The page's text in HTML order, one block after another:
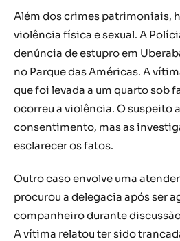
Além dos crimes patrimoniais,
violência física e sexual. A
denúncia de estupro em
no Parque das Américas. A
que foi levada a um quarto sob
ocorreu a violência. O suspeito
consentimento, mas as
esclarecer os fatos.
Outro caso envolve uma
procurou a delegacia após ser
companheiro durante
A vítima relatou ter sido